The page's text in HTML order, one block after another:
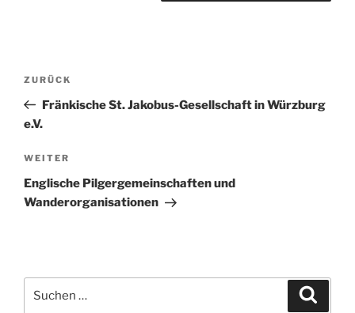
Beitragsnavigation
Vorheriger
Beitrag
ZURÜCK
Fränkische St. Jakobus-Gesellschaft in Würzburg
e.V.
Nächster
Beitrag
WEITER
Englische Pilgergemeinschaften und
Wanderorganisationen
nach: